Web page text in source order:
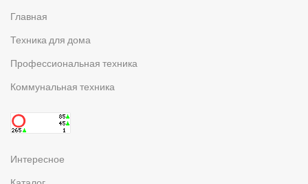
Главная
Техника для дома
Профессиональная техника
Коммунальная техника
Интересное